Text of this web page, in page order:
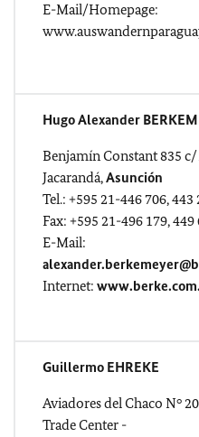
E-Mail/Homepage:
Hugo Alexander
Benjamín Constant 835 c/
Jacarandá,Asunción
Tel.: +595 21-446 706, 443
Fax: +595 21-496 179, 449
E-Mail:
Internet:
Guillermo EHREKE
Aviadores del Chaco N°
Trade Center -